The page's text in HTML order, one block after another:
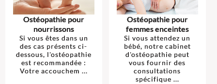
Ostéopathie pour
nourrissons
Si vous êtes dans un
des cas présents ci-
dessous, l'ostéopathie
est recommandée :
Votre accouchem ...
Ostéopathie pour
femmes enceintes
Si vous attendez un
bébé, notre cabinet
d'ostéopathie peut
vous fournir des
consultations
spécifique ...